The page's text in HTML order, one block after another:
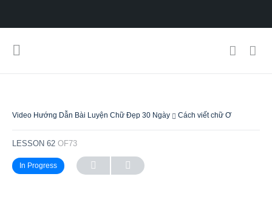
Video Hướng Dẫn Bài Luyện Chữ Đẹp 30 Ngày Cách viết chữ Ơ
LESSON 62 OF73
In Progress